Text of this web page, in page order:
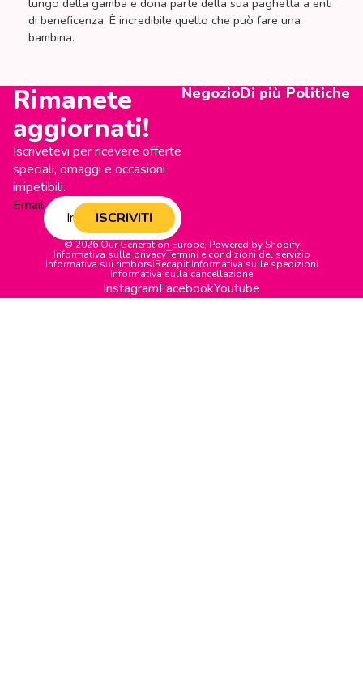
di beneficenza. È incredibile quello che può fare una
bambina.
Rimanete
aggiornati!
Iscrivetevi per ricevere offerte
speciali, omaggi e occasioni
irripetibili.
Email
ISCRIVITI
NegozioDi più Politiche
© 2026 Our Generation Europe, Powered by Shopify
Informativa sulla privacyTermini e condizioni del servizio
Informativa sui rimborsiRecapitiInformativa sulle spedizioni
Informativa sulla cancellazione
InstagramFacebookYoutube